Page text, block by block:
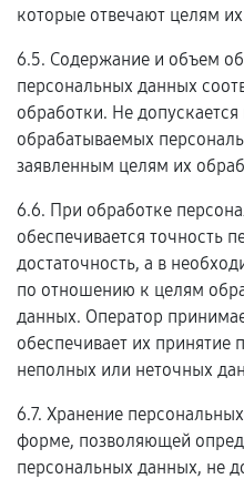
которые отвечают целям
6.5. Содержание и объем
персональных данных
обработки. Не
обрабатываемых
заявленным целям их
6.6. При обработке
обеспечивается точность
достаточность, а в
по отношению к целям
данных. Оператор
обеспечивает их
неполных или неточных
6.7. Хранение
форме, позволяющей
персональных данных, не